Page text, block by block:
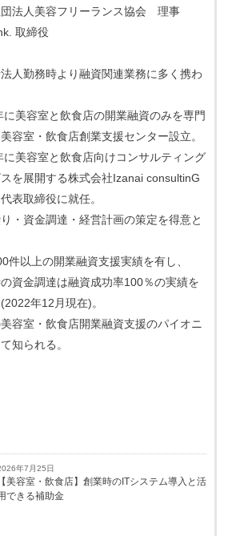
法人美容フリーランス協会 理事
取締役
人勤務時より融資関連業務に多く携わ
に美容室と飲食店の開業融資のみを専門
容室・飲食店創業支援センター設立。
に美容室と飲食店向けコンサルティング
を展開する株式会社Izanai consultinG
表取締役に就任。
・資金調達・経営計画の策定を得意と
件以上の開業融資支援実績を有し、
資金調達は融資成功率100％の実績を
年12月現在)。
容室・飲食店開業融資支援のパイオニ
知られる。
年7月25日
【美容室・飲食店】創業時のITシステム導入と活
できる補助金